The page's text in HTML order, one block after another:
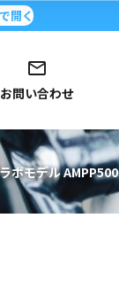
開く
お問い合わせ
ボモデル AMPP500